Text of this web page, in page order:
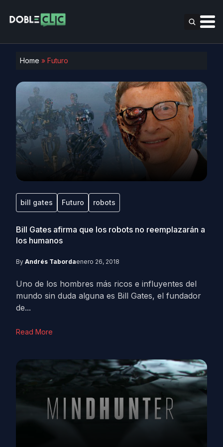
Home » Futuro
bill gates Futuro robots
Bill Gates afirma que los robots no reemplazarán a
los humanos
By Andrés Tabordaenero 26, 2018
Uno de los hombres más ricos e influyentes del
mundo sin duda alguna es Bill Gates, el fundador
de...
Read More